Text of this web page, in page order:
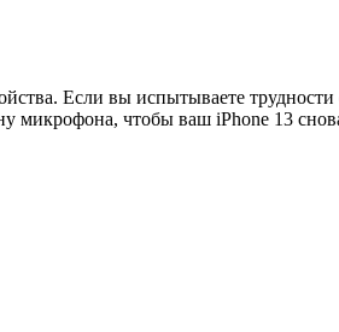
Если вы испытываете
микрофона, чтобы ваш iPhone 13